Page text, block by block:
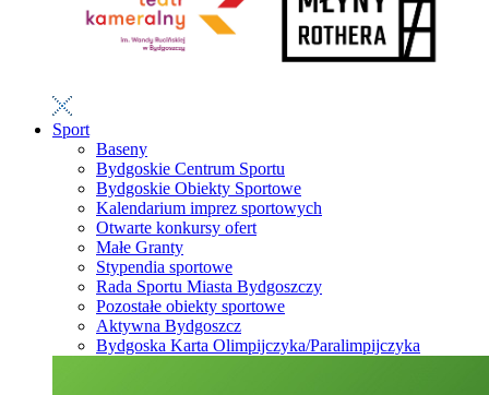
Sport
Baseny
Bydgoskie Centrum Sportu
Bydgoskie Obiekty Sportowe
Kalendarium imprez sportowych
Otwarte konkursy ofert
Małe Granty
Stypendia sportowe
Rada Sportu Miasta Bydgoszczy
Pozostałe obiekty sportowe
Aktywna Bydgoszcz
Bydgoska Karta Olimpijczyka/Paralimpijczyka